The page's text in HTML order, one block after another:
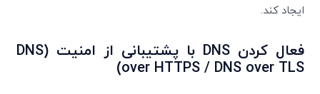
ایجاد کند.
فعال کردن DNS با پشتیبانی از امنیت (DNS
over HTTPS / DNS over TLS)